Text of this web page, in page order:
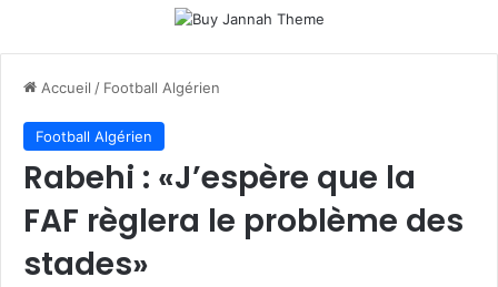
Accueil / Football Algérien
Football Algérien
Rabehi : «J’espère que la
FAF règlera le problème des
stades»